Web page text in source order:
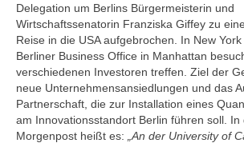
Delegation um Berlins Bürgermeisterin und
Wirtschaftssenatorin Franziska Giffey zu
Reise in die USA aufgebrochen. In New
Berliner Business Office in Manhattan
verschiedenen Investoren treffen. Ziel der
neue Unternehmensansiedlungen und das
Partnerschaft, die zur Installation eines
am Innovationsstandort Berlin führen soll. In
Morgenpost heißt es:
„An der University of